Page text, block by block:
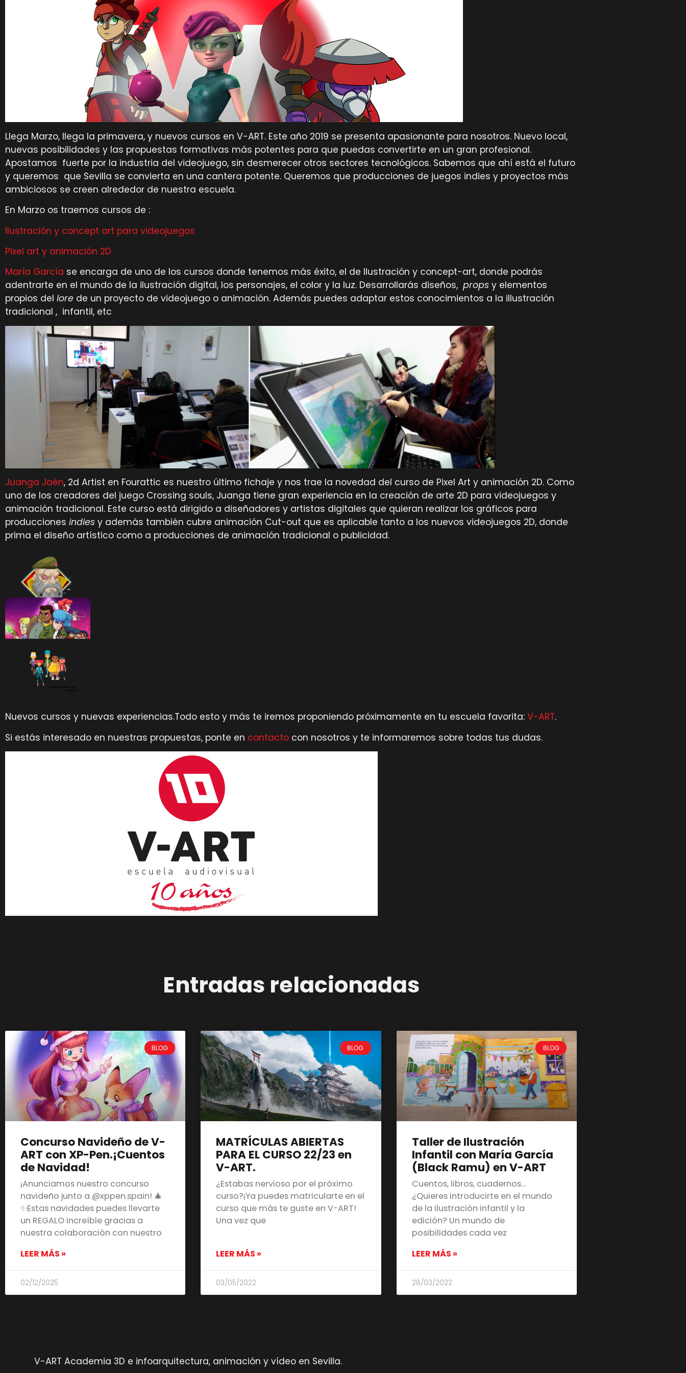
Llega Marzo, llega la primavera, y nuevos cursos en V-ART. Este año 2019 se presenta apasionante para nosotros. Nuevo local,
nuevas posibilidades y las propuestas formativas más potentes para que puedas convertirte en un gran profesional.
Apostamos fuerte por la industria del videojuego, sin desmerecer otros sectores tecnológicos. Sabemos que ahí está el futuro
y queremos que Sevilla se convierta en una cantera potente. Queremos que producciones de juegos indies y proyectos más
ambiciosos se creen alrededor de nuestra escuela.
En Marzo os traemos cursos de :
Ilustración y concept art para videojuegos
Pixel art y animación 2D
María García se encarga de uno de los cursos donde tenemos más éxito, el de Ilustración y concept-art, donde podrás
adentrarte en el mundo de la ilustración digital, los personajes, el color y la luz. Desarrollarás diseños, props y elementos
propios del lore de un proyecto de videojuego o animación. Además puedes adaptar estos conocimientos a la illustración
tradicional , infantil, etc
Juanga Jaén, 2d Artist en Fourattic es nuestro último fichaje y nos trae la novedad del curso de Pixel Art y animación 2D. Como
uno de los creadores del juego Crossing souls, Juanga tiene gran experiencia en la creación de arte 2D para videojuegos y
animación tradicional. Este curso está dirigido a diseñadores y artistas digitales que quieran realizar los gráficos para
producciones indies y además también cubre animación Cut-out que es aplicable tanto a los nuevos videojuegos 2D, donde
prima el diseño artístico como a producciones de animación tradicional o publicidad.
Nuevos cursos y nuevas experiencias.Todo esto y más te iremos proponiendo próximamente en tu escuela favorita: V-ART.
Si estás interesado en nuestras propuestas, ponte en contacto con nosotros y te informaremos sobre todas tus dudas.
Entradas relacionadas
BLOG
Concurso Navideño de V-
ART con XP-Pen.¡Cuentos
de Navidad!
¡Anunciamos nuestro concurso
navideño junto a @xppen.spain! 🎄
✨Estas navidades puedes llevarte
un REGALO increíble gracias a
nuestra colaboración con nuestro
LEER MÁS »
02/12/2025
BLOG
MATRÍCULAS ABIERTAS
PARA EL CURSO 22/23 en
V-ART.
¿Estabas nervioso por el próximo
curso?¡Ya puedes matricularte en el
curso que más te guste en V-ART!
Una vez que
LEER MÁS »
03/05/2022
BLOG
Taller de Ilustración
Infantil con María García
(Black Ramu) en V-ART
Cuentos, libros, cuadernos…
¿Quieres introducirte en el mundo
de la ilustración infantil y la
edición? Un mundo de
posibilidades cada vez
LEER MÁS »
28/03/2022
V-ART Academia 3D e infoarquitectura, animación y vídeo en Sevilla.